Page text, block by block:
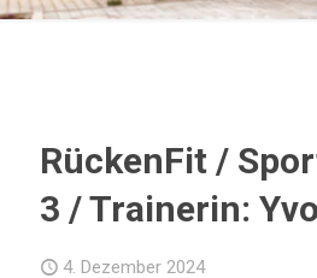
RückenFit /
3 / Trainerin:
4. Dezember 2024